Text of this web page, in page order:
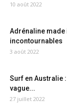
10 août 2022
Adrénaline made
incontournables
3 août 2022
Surf en Australie
vague...
27 juillet 2022